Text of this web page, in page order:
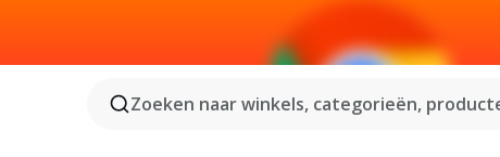
Zoeken naar winkels, categorieën,